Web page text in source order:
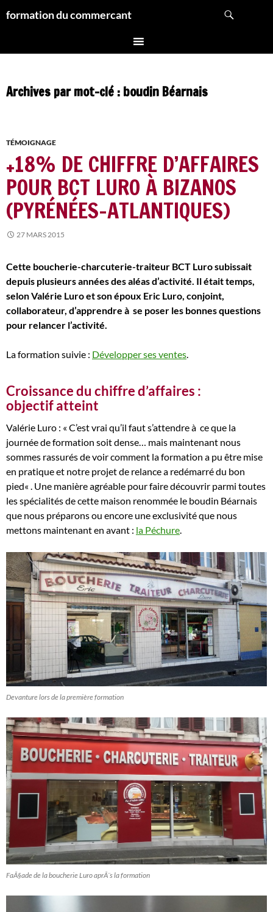
auformation du commercant
Archives par mot-clé : boudin Béarnais
TÉMOIGNAGE
+18% DE CHIFFRE D’AFFAIRES
POUR BCT LURO À BIZANOS
(PYRÉNÉES-ATLANTIQUES)
27 MARS 2015
Cette boucherie-charcuterie-traiteur BCT Luro subissait
depuis plusieurs années des aléas d’activité. Il était temps,
selon Valérie Luro et son époux Eric Luro, conjoint,
collaborateur, d’apprendre à se poser les bonnes questions
pour relancer l’activité.
La formation suivie : Développer ses ventes.
Croissance du chiffre d’affaires :
objectif atteint
Valérie Luro : « C’est vrai qu’il faut s’attendre à ce que la
journée de formation soit dense… mais maintenant nous
sommes rassurés de voir comment la formation a pu être mise
en pratique et notre projet de relance a redémarré du bon
pied« . Une manière agréable pour faire découvrir parmi toutes
les spécialités de cette maison renommée le boudin Béarnais
que nous préparons ou encore une exclusivité que nous
mettons maintenant en avant : la Péchure.
Devanture lors de la première formation
FaÃ§ade de la boucherie Luro aprÃ¨s la formation